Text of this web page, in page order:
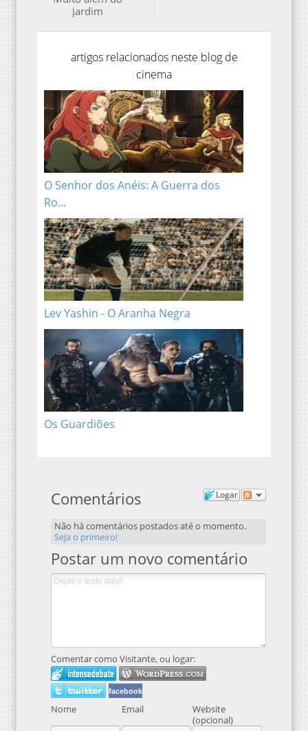
cinema
O Senhor dos Anéis: A Guerra dos Ro...
Lev Yashin - O Aranha Negra
Os Guardiões
Seja o primeiro!
facebook
Nome Email
Website
(opcional)
Mostrar junto aos seus
comentários.
Não mostrado
publicamente.
Se você tem um
website, linke para ele
aqui.